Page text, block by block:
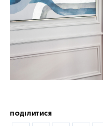
ПОДІЛИТИСЯ